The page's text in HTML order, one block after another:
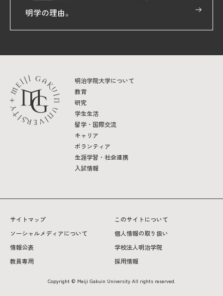
明学の理由。
明治学院大学について
教育
研究
学生生活
留学・国際交流
キャリア
ボランティア
生涯学習・社会連携
入試情報
サイトマップ
このサイトについて
ソーシャルメディアについて
個人情報の取り扱い
情報公表
学校法人明治学院
教員専用
採用情報
Copyright © Meiji Gakuin University All rights reserved.